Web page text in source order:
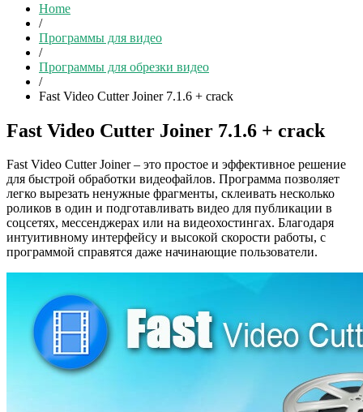
Home
/
Программы для видео
/
Программы для обрезки видео
/
Fast Video Cutter Joiner 7.1.6 + crack
Fast Video Cutter Joiner 7.1.6 + crack
Fast Video Cutter Joiner – это простое и эффективное решение
для быстрой обработки видеофайлов. Программа позволяет
легко вырезать ненужные фрагменты, склеивать несколько
роликов в один и подготавливать видео для публикации в
соцсетях, мессенджерах или на видеохостингах. Благодаря
интуитивному интерфейсу и высокой скорости работы, с
программой справятся даже начинающие пользователи.